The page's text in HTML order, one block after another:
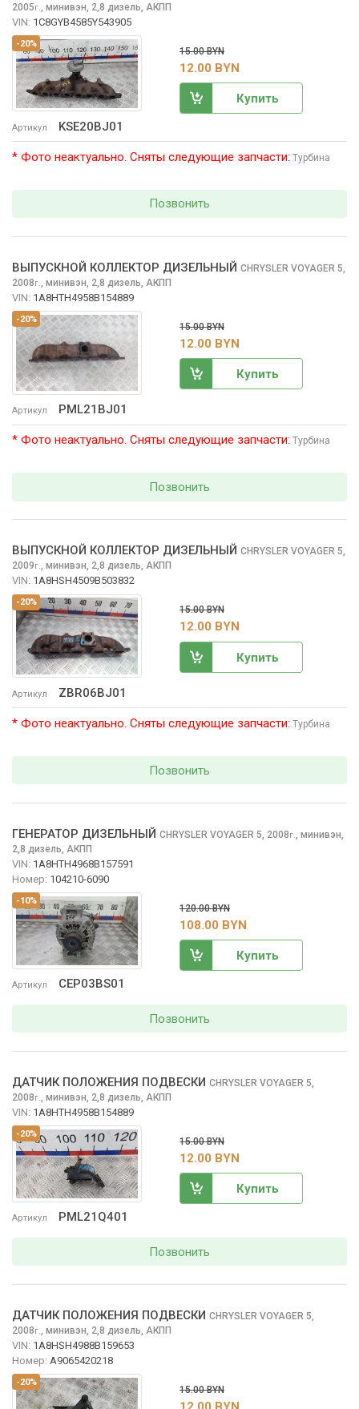
-20%
Артикул KSE20BJ01
2005г. минивэн, 2,8 дизель, АКПП
VIN: 1C8GYB4585Y543905
15.00 BYN
12.00 BYN
Купить
* Фото неактуально. Сняты следующие запчасти: Турбина
Позвонить
-20%
Артикул PML21BJ01
ВЫПУСКНОЙ КОЛЛЕКТОР ДИЗЕЛЬНЫЙ CHRYSLER VOYAGER 5,
2008г. минивэн, 2,8 дизель, АКПП
VIN: 1A8HTH4958B154889
15.00 BYN
12.00 BYN
Купить
* Фото неактуально. Сняты следующие запчасти: Турбина
Позвонить
-20%
Артикул ZBR06BJ01
ВЫПУСКНОЙ КОЛЛЕКТОР ДИЗЕЛЬНЫЙ CHRYSLER VOYAGER 5,
2009г., минивэн, 2,8 дизель, АКПП
VIN: 1A8HSH4509B503832
15.00 BYN
12.00 BYN
Купить
* Фото неактуально. Сняты следующие запчасти: Турбина
Позвонить
-10%
Артикул CEP03BS01
ГЕНЕРАТОР ДИЗЕЛЬНЫЙ CHRYSLER VOYAGER 5, 2008г. минивэн,
2,8 дизель, АКПП
VIN: 1A8HTH4968B157591
Номер: 104210-6090
120.00 BYN
108.00 BYN
Купить
Позвонить
-20%
Артикул PML21Q401
ДАТЧИК ПОЛОЖЕНИЯ ПОДВЕСКИ CHRYSLER VOYAGER 5,
2008г. минивэн, 2,8 дизель, АКПП
VIN: 1A8HTH4958B154889
15.00 BYN
12.00 BYN
Купить
Позвонить
-20%
ДАТЧИК ПОЛОЖЕНИЯ ПОДВЕСКИ CHRYSLER VOYAGER 5,
2008г., минивэн, 2,8 дизель, АКПП
VIN: 1A8HSH4988B159653
Номер: A9065420218
15.00 BYN